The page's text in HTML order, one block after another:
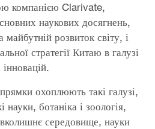
компанією Clarivate,
наукових досягнень,
розвиток світу, і
стратегії Китаю в галузі
охоплюють такі галузі,
науки, ботаніка і зоологія,
середовище, науки